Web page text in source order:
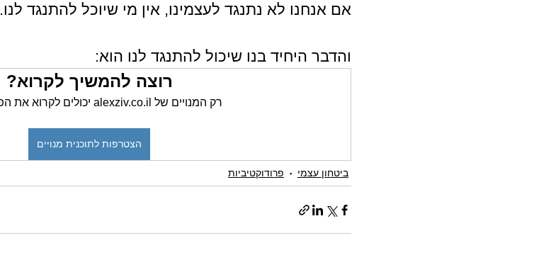
אם אנחנו לא נתנגד לעצמינו, אין מי שיוכל להתנגד לנו.
והדבר היחיד בנו שיכול להתנגד לנו הוא:
רוצה להמשיך לקרוא?
רק המנויים של alexziv.co.il יכולים לקרוא את הפוסט הזה.
הצטרפות לתוכנית מנויים
ביטחון עצמי פרודוקטיביות